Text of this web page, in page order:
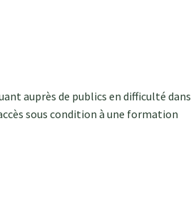
auprès de publics en difficulté dans
sous condition à une formation